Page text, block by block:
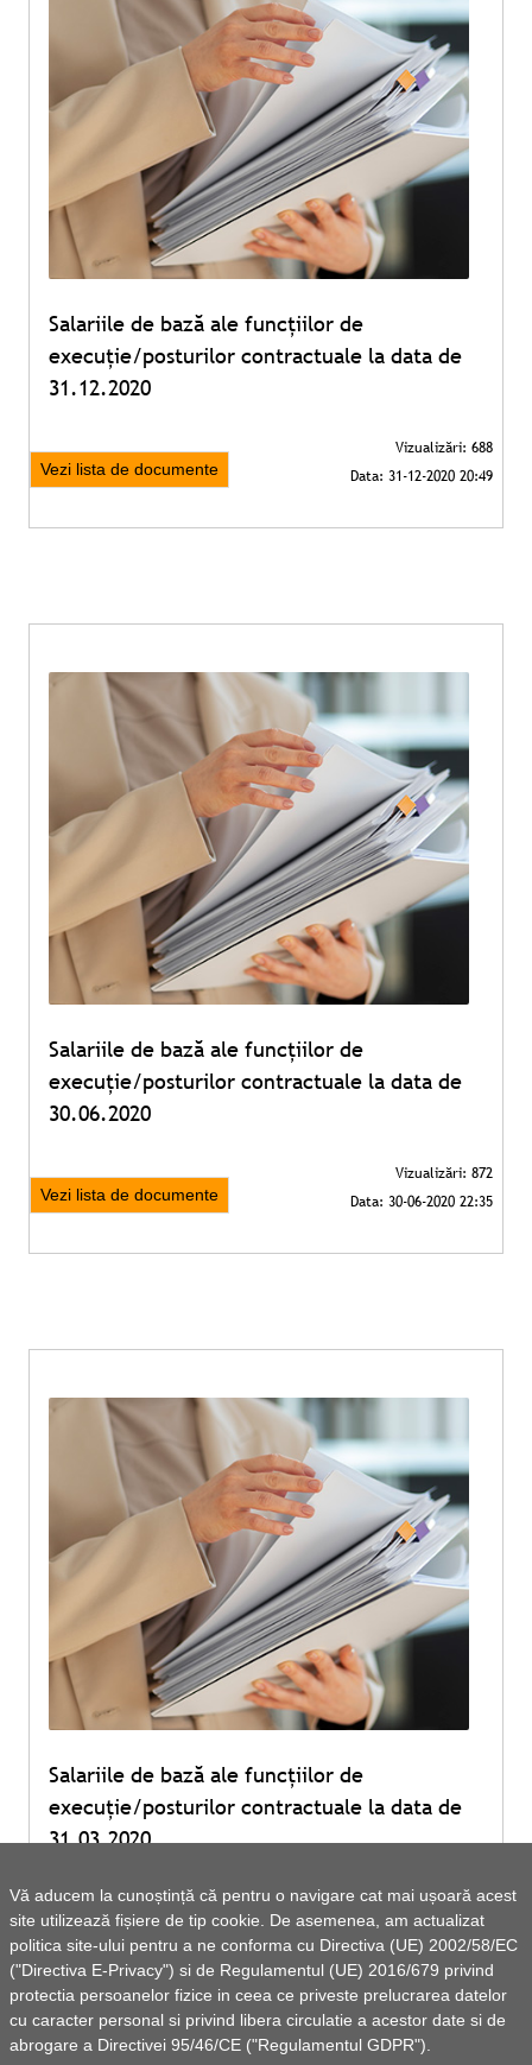
Vă aducem la cunoștință că pentru o navigare cat mai ușoară acest
site utilizează fișiere de tip cookie. De asemenea, am actualizat
politica site-ului pentru a ne conforma cu Directiva (UE) 2002/58/EC
("Directiva E-Privacy") si de Regulamentul (UE) 2016/679 privind
protectia persoanelor fizice in ceea ce priveste prelucrarea datelor
cu caracter personal si privind libera circulatie a acestor date si de
abrogare a Directivei 95/46/CE ("Regulamentul GDPR").
Salariile de bază ale funcțiilor de
execuție/posturilor contractuale la data de
31.12.2020
Vezi lista de documente
Salariile de bază ale funcțiilor de
execuție/posturilor contractuale la data de
30.06.2020
Vezi lista de documente
Salariile de bază ale funcțiilor de
execuție/posturilor contractuale la data de
31.03.2020
Vezi lista de documente
1 2 > »